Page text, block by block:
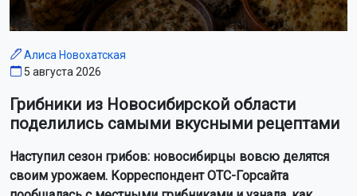
Алиса Новохатская
5 августа 2026
Грибники из Новосибирской области
поделились самыми вкусными рецептами
Наступил сезон грибов: новосибирцы вовсю делятся
своим урожаем. Корреспондент ОТС-Горсайта